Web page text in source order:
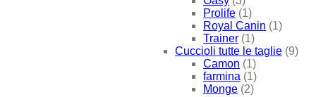
Prolife (1)
Royal Canin (1)
Trainer (1)
Cuccioli tutte le taglie (9)
Camon (1)
farmina (1)
Monge (2)